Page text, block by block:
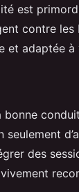
est
contre les
et adaptée
des